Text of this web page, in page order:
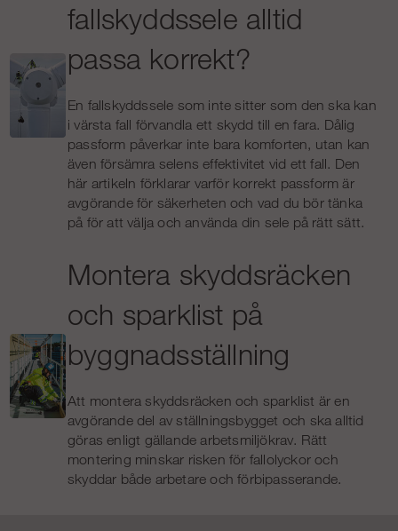
fallskyddssele alltid
passa korrekt?
En fallskyddssele som inte sitter som den ska kan
i värsta fall förvandla ett skydd till en fara. Dålig
passform påverkar inte bara komforten, utan kan
även försämra selens effektivitet vid ett fall. Den
här artikeln förklarar varför korrekt passform är
avgörande för säkerheten och vad du bör tänka
på för att välja och använda din sele på rätt sätt.
Montera skyddsräcken
och sparklist på
byggnadsställning
Att montera skyddsräcken och sparklist är en
avgörande del av ställningsbygget och ska alltid
göras enligt gällande arbetsmiljökrav. Rätt
montering minskar risken för fallolyckor och
skyddar både arbetare och förbipasserande.